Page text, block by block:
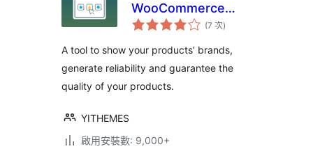
WooCommerce
Brands Add-On
(7 次評
分
數
)
A tool to show your products’ brands,
generate reliability and guarantee the
quality of your products.
YITHEMES
啟用安裝數: 9,000+